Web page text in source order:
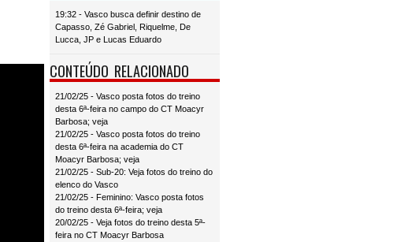
19:32 - Vasco busca definir destino de
Capasso, Zé Gabriel, Riquelme, De
Lucca, JP e Lucas Eduardo
CONTEÚDO RELACIONADO
21/02/25 - Vasco posta fotos do treino
desta 6ª-feira no campo do CT Moacyr
Barbosa; veja
21/02/25 - Vasco posta fotos do treino
desta 6ª-feira na academia do CT
Moacyr Barbosa; veja
21/02/25 - Sub-20: Veja fotos do treino do
elenco do Vasco
21/02/25 - Feminino: Vasco posta fotos
do treino desta 6ª-feira; veja
20/02/25 - Veja fotos do treino desta 5ª-
feira no CT Moacyr Barbosa